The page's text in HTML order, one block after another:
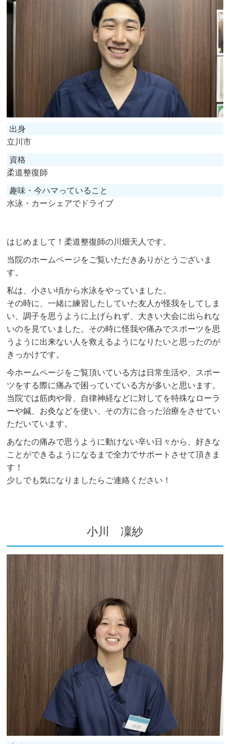
出身
立川市
資格
柔道整復師
趣味・今ハマっていること
水泳・カーシェアでドライブ
はじめまして！柔道整復師の川畑天人です。
当院のホームページをご覧いただきありがとうございま
す。
私は、小さい頃から水泳をやっていました。
その時に、一緒に練習したしていた友人が怪我をしてしま
い、調子を思うように上げられず、大きい大会に出られな
いのを見ていました。その時に怪我や痛みでスポーツを思
うように出来ない人を救えるようになりたいと思ったのが
きっかけです。
今ホームページをご覧頂いている方は日常生活や、スポー
ツをする際に痛みで困っていている方が多いと思います。
当院では筋肉や骨、自律神経などに対してを特殊なローラ
ーや鍼、お灸などを使い、その方に合った治療をさせてい
ただいています。
あなたの痛みで思うように動けない辛い日々から、好きな
ことができるようになるまで全力でサポートさせて頂きま
す！
少しでも気になりましたらご連絡ください！
小川 凜紗